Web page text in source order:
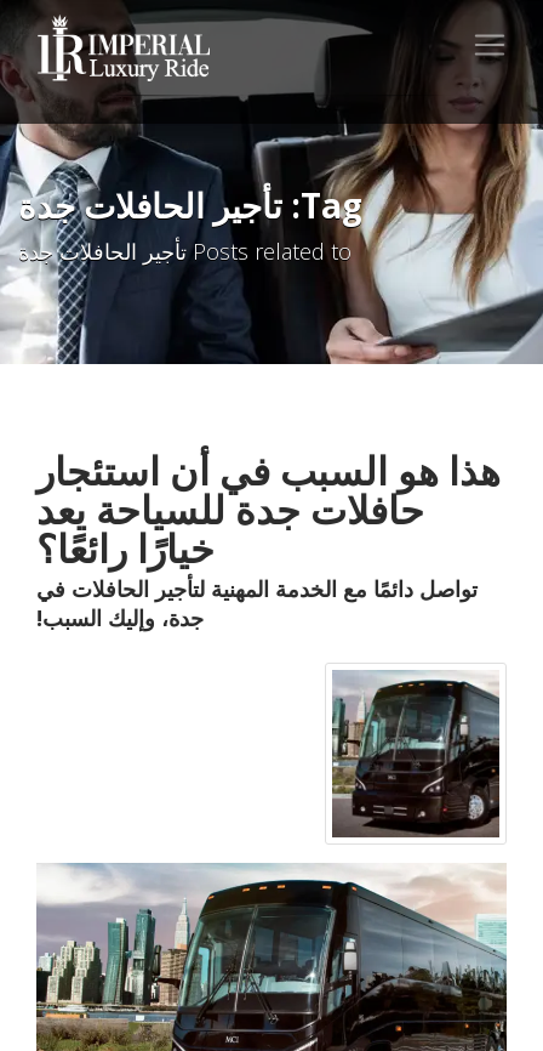
Tag: تأجير الحافلات جدة
Posts related to تأجير الحافلات جدة
هذا هو السبب في أن استئجار
حافلات جدة للسياحة يعد
خيارًا رائعًا؟
تواصل دائمًا مع الخدمة المهنية لتأجير الحافلات في
جدة، وإليك السبب!